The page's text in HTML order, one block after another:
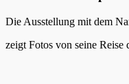
Die Ausstellung mit dem
zeigt Fotos von seine Reise